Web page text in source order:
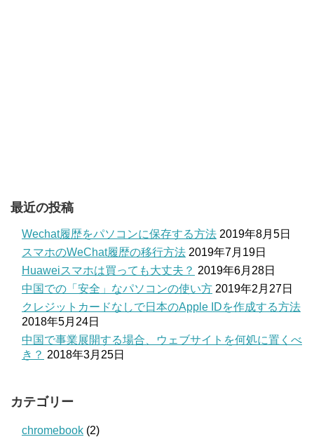
最近の投稿
Wechat履歴をパソコンに保存する方法 2019年8月5日
スマホのWeChat履歴の移行方法 2019年7月19日
Huaweiスマホは買っても大丈夫？ 2019年6月28日
中国での「安全」なパソコンの使い方 2019年2月27日
クレジットカードなしで日本のApple IDを作成する方法
2018年5月24日
中国で事業展開する場合、ウェブサイトを何処に置くべ
き？ 2018年3月25日
カテゴリー
chromebook (2)